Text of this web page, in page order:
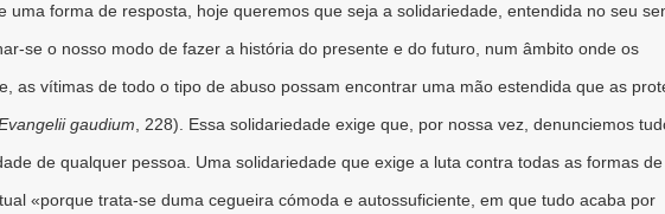
uma forma de resposta, hoje queremos que seja a solidariedade, entendida no seu
se o nosso modo de fazer a história do presente e do futuro, num âmbito onde os
as vítimas de todo o tipo de abuso possam encontrar uma mão estendida que as
gaudium , 228). Essa solidariedade exige que, por nossa vez, denunciemos
de qualquer pessoa. Uma solidariedade que exige a luta contra todas as formas de
«porque trata-se duma cegueira cómoda e autossuficiente, em que tudo acaba por